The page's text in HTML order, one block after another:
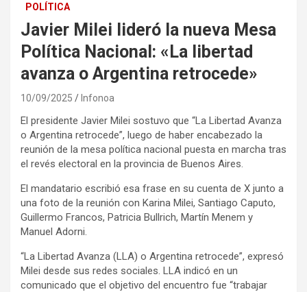
POLÍTICA
Javier Milei lideró la nueva Mesa
Política Nacional: «La libertad
avanza o Argentina retrocede»
10/09/2025 Infonoa
El presidente Javier Milei sostuvo que “La Libertad Avanza
o Argentina retrocede”, luego de haber encabezado la
reunión de la mesa política nacional puesta en marcha tras
el revés electoral en la provincia de Buenos Aires.
El mandatario escribió esa frase en su cuenta de X junto a
una foto de la reunión con Karina Milei, Santiago Caputo,
Guillermo Francos, Patricia Bullrich, Martín Menem y
Manuel Adorni.
“La Libertad Avanza (LLA) o Argentina retrocede”, expresó
Milei desde sus redes sociales. LLA indicó en un
comunicado que el objetivo del encuentro fue “trabajar